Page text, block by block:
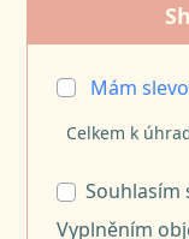
Mám
Celkem k
Souhlasím
Vyplněním